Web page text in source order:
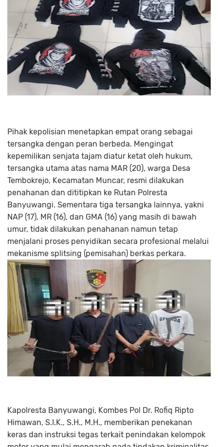
Pihak kepolisian menetapkan empat orang sebagai
tersangka dengan peran berbeda. Mengingat
kepemilikan senjata tajam diatur ketat oleh hukum,
tersangka utama atas nama MAR (20), warga Desa
Tembokrejo, Kecamatan Muncar, resmi dilakukan
penahanan dan dititipkan ke Rutan Polresta
Banyuwangi. Sementara tiga tersangka lainnya, yakni
NAP (17), MR (16), dan GMA (16) yang masih di bawah
umur, tidak dilakukan penahanan namun tetap
menjalani proses penyidikan secara profesional melalui
mekanisme splitsing (pemisahan) berkas perkara.
Kapolresta Banyuwangi, Kombes Pol Dr. Rofiq Ripto
Himawan, S.I.K., S.H., M.H., memberikan penekanan
keras dan instruksi tegas terkait penindakan kelompok